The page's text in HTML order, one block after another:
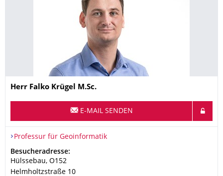
Name
Herr Falko Krügel M.Sc.
E-MAIL SENDEN
Organisationsname
Professur für Geoinformatik
Professur für Geoinformatik
Adresse
Besucheradresse:
Hülssebau, O152
Helmholtzstraße 10